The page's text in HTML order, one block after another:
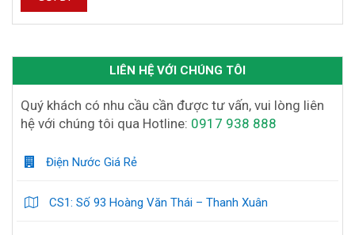
LIÊN HỆ VỚI CHÚNG TÔI
Quý khách có nhu cầu cần được tư vấn, vui lòng liên
hệ với chúng tôi qua Hotline: 0917 938 888
Điện Nước Giá Rẻ
CS1: Số 93 Hoàng Văn Thái – Thanh Xuân